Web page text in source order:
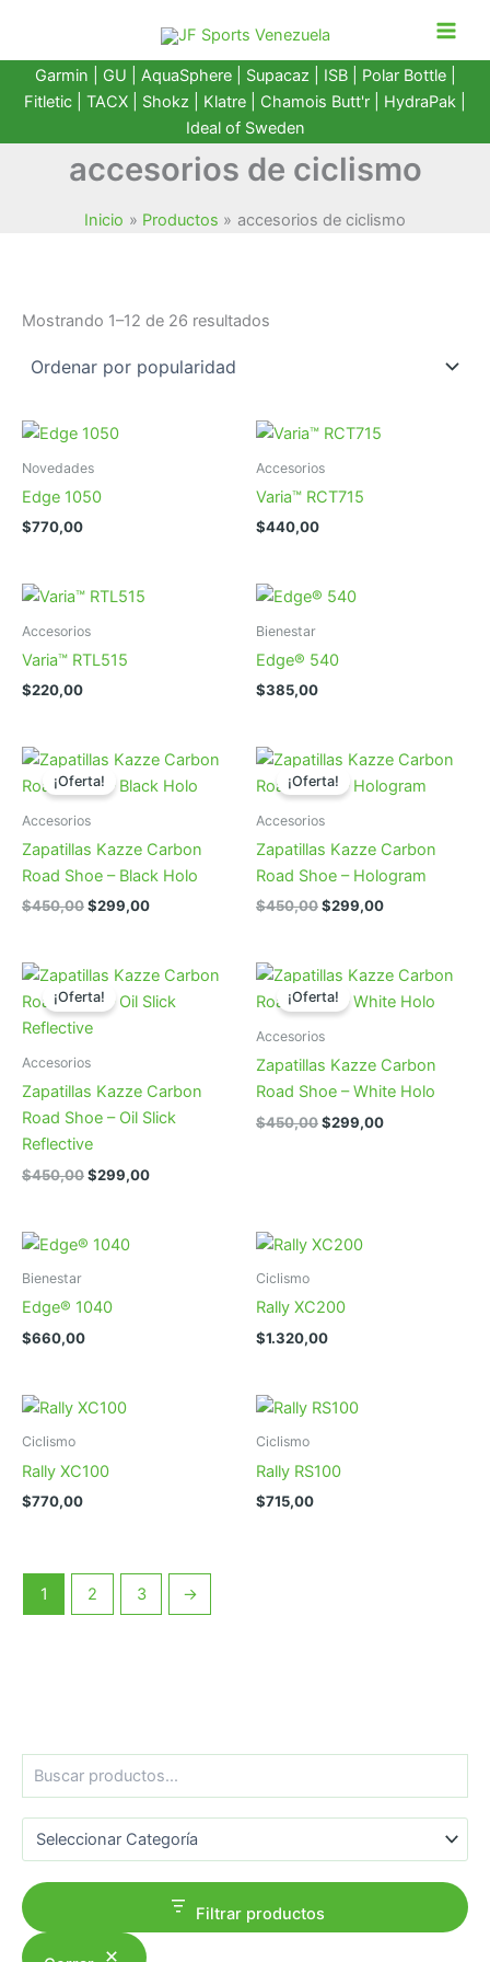
contenido
Garmin GU AquaSphere| Supacaz | ISB | Polar Bottle|
Fitletic
TACX Shokz Klatre Chamois Butt'r HydraPak
Ideal of Sweden
accesorios de ciclismo
Inicio Productos accesorios de ciclismo
Filtrar productos
Mostrando 1–12 de 26 resultados
Novedades
Edge 1050
$770,00
Accesorios
Varia™ RCT715
$440,00
Accesorios
Varia™ RTL515
$220,00
Bienestar
Edge® 540
$385,00
¡Oferta!
Accesorios
Zapatillas Kazze Carbon
Road Shoe – Black Holo
$450,00El
$450,00.
$299,00El
$299,00.
¡Oferta!
Accesorios
Zapatillas Kazze Carbon
Road Shoe – Hologram
$450,00El
$450,00.
$299,00El
$299,00.
¡Oferta!
Accesorios
Zapatillas Kazze Carbon
Road Shoe – Oil Slick
Reflective
$450,00El
$450,00.
$299,00El
¡Oferta!
Accesorios
Zapatillas Kazze Carbon
Road Shoe – White Holo
$450,00El
$299,00El
Bienestar
Edge® 1040
$660,00
Ciclismo
Rally XC200
$1.320,00
Ciclismo
Rally XC100
$770,00
Ciclismo
Rally RS100
$715,00
1 2 3 →